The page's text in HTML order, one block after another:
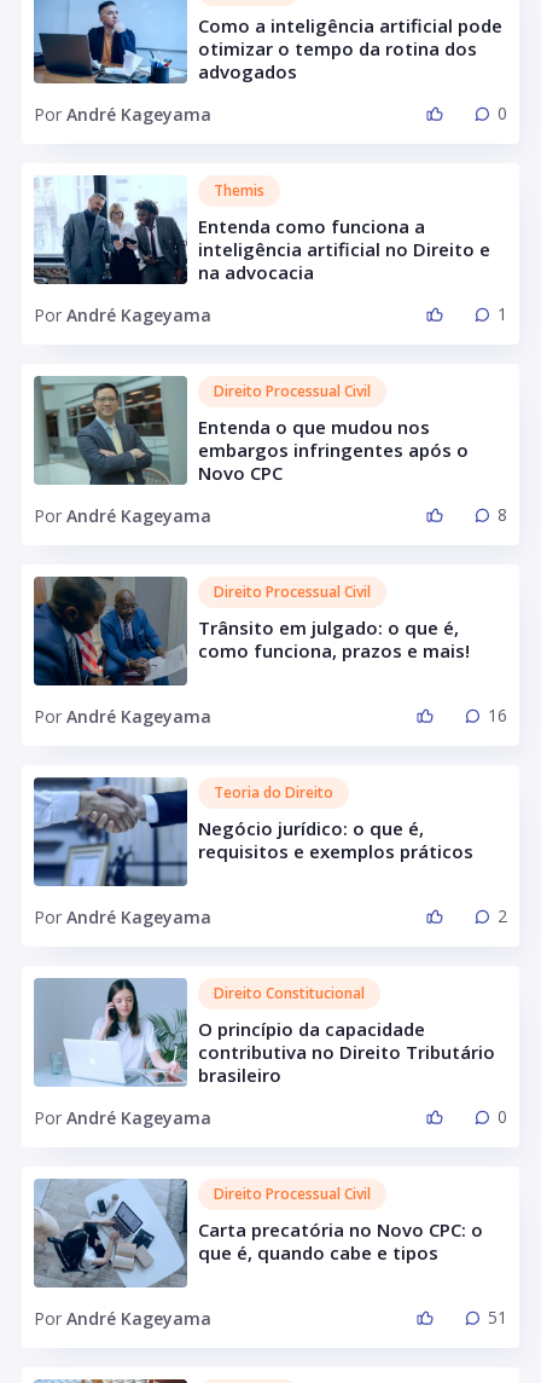
Como a inteligência artificial pode
otimizar o tempo da rotina dos
advogados
Por André Kageyama 0
Themis
Entenda como funciona a
inteligência artificial no Direito e
na advocacia
Por André Kageyama 1
Direito Processual Civil
Entenda o que mudou nos
embargos infringentes após o
Novo CPC
Por André Kageyama 8
Direito Processual Civil
Trânsito em julgado: o que é,
como funciona, prazos e mais!
Por André Kageyama 16
Teoria do Direito
Negócio jurídico: o que é,
requisitos e exemplos práticos
Por André Kageyama 2
Direito Constitucional
O princípio da capacidade
contributiva no Direito Tributário
brasileiro
Por André Kageyama 0
Direito Processual Civil
Carta precatória no Novo CPC: o
que é, quando cabe e tipos
Por André Kageyama 51